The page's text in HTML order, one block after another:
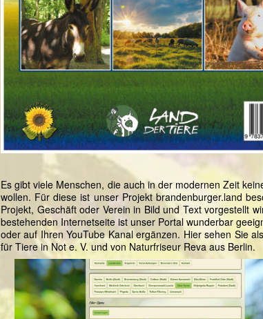
Es gibt viele Menschen, die auch in der modernen Zeit
wollen. Für diese ist unser Projekt brandenburger.land
Projekt, Geschäft oder Verein in Bild und Text vorgestellt
bestehenden Internetseite ist unser Portal wunderbar
oder auf Ihren YouTube Kanal ergänzen. Hier sehen Sie
für Tiere in Not e. V. und von Naturfriseur Reva aus Berlin.